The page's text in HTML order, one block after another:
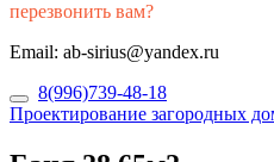
перезвонить вам?
Email: ab-sirius@yandex.ru
8(996)739-48-18
Проектирование загородных